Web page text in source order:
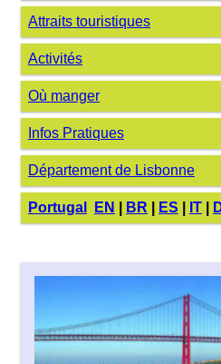
Attraits touristiques
Activités
Où manger
Infos Pratiques
Département de Lisbonne
Portugal EN BR ES IT